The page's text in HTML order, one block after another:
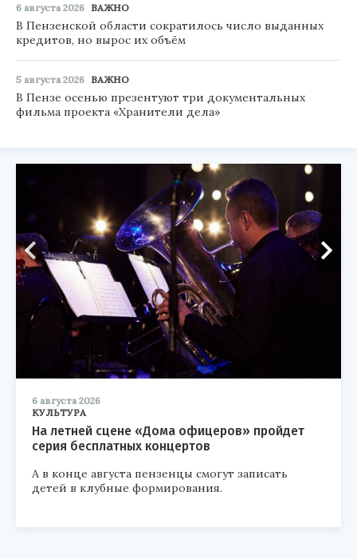
6 августа 2026 ВАЖНО
В Пензенской области сократилось число выданных
кредитов, но вырос их объём
5 августа 2026 ВАЖНО
В Пензе осенью презентуют три документальных
фильма проекта «Хранители дела»
6 августа 2026
КУЛЬТУРА
На летней сцене «Дома офицеров» пройдет
серия бесплатных концертов
А в конце августа пензенцы смогут записать
детей в клубные формирования.